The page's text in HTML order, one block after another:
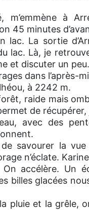
à
45 minutes
La sortie
lac. Là, je
et discuter un peu.
dans
à 2242 m.
raide mais
de récupérer,
avec des
savourer la
n’éclate.
accélère. Un
billes glacées
pluie et la grêle,